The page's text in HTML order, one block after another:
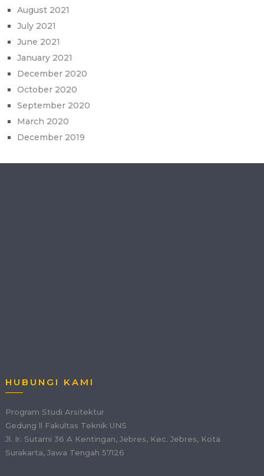
August 2021
July 2021
June 2021
January 2021
December 2020
October 2020
September 2020
March 2020
December 2019
HUBUNGI KAMI
Program Studi Arsitektur
Gedung ll Fakultas Teknik UNS
Jl. Ir. Sutami 36 A Kentingan, Jebres, Kec. Jebres, Kota
Surakarta, Jawa Tengah 57126